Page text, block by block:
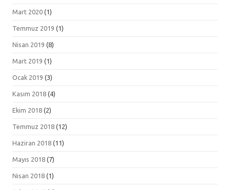
Mart 2020 (1)
Temmuz 2019 (1)
Nisan 2019 (8)
Mart 2019 (1)
Ocak 2019 (3)
Kasım 2018 (4)
Ekim 2018 (2)
Temmuz 2018 (12)
Haziran 2018 (11)
Mayıs 2018 (7)
Nisan 2018 (1)